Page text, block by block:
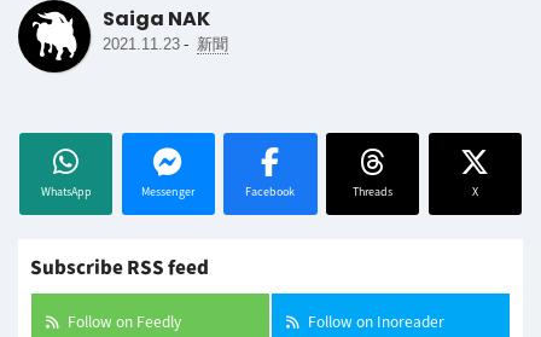
Saiga NAK
2021.11.23 - 新聞
WhatsApp Messenger Facebook Threads X
Subscribe RSS feed
Follow on Feedly Follow on Inoreader